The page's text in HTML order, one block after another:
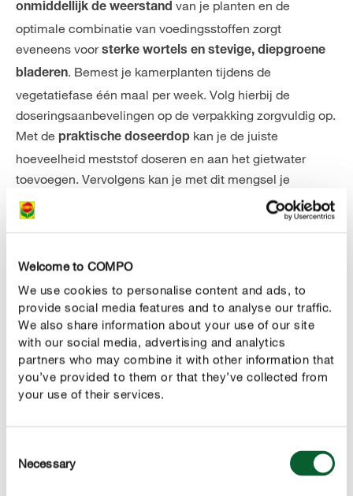
Welcome to COMPO
We use cookies to personalise content and ads, to
provide social media features and to analyse our traffic.
We also share information about your use of our site
with our social media, advertising and analytics
partners who may combine it with other information that
you’ve provided to them or that they’ve collected from
your use of their services.
Selection
Necessary
onmiddellijk de weerstand van je planten en de
optimale combinatie van voedingsstoffen zorgt
eveneens voorsterke wortels en stevige, diepgroene
bladeren. Bemest je kamerplanten tijdens de
vegetatiefase één maal per week. Volg hierbij de
doseringsaanbevelingen op de verpakking zorgvuldig op.
Met de praktische doseerdop kan je de juiste
hoeveelheid meststof doseren en aan het gietwater
toevoegen. Vervolgens kan je met dit mengsel je
kamerplanten begieten.
meerdere maandenhun voedingsstoffen gelijkmatig
vrijgeven.
Tijdens de donkerewintermaandenhoeft er minder
bemest te worden of - afhankelijk van de plant - niet
meer bemest te worden. Heel wat kamerplanten gaan
namelijk inwinterpauzeen kunnen de voedingsstoffen
aan de
"verbrande" bladpunten
bladranden wijzen dan weer aan een overmatige dosis